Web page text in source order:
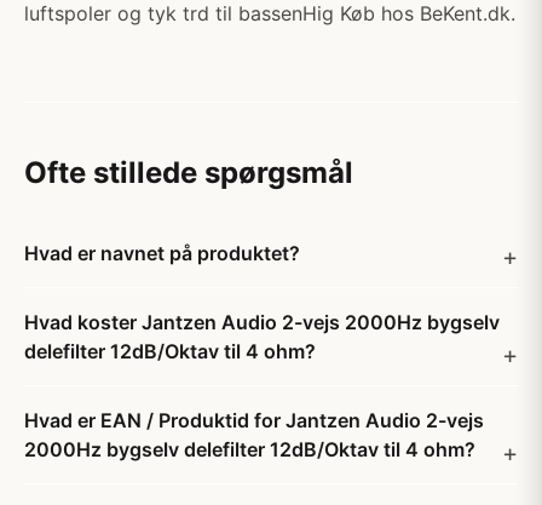
luftspoler og tyk trd til bassenHig Køb hos BeKent.dk.
Ofte stillede spørgsmål
Hvad er navnet på produktet?
Hvad koster Jantzen Audio 2-vejs 2000Hz bygselv
delefilter 12dB/Oktav til 4 ohm?
Hvad er EAN / Produktid for Jantzen Audio 2-vejs
2000Hz bygselv delefilter 12dB/Oktav til 4 ohm?